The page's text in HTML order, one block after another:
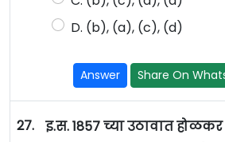
D. (b), (a), (c), (d)
Answer Share On
27.
इ.स. 1857 च्या उठावात